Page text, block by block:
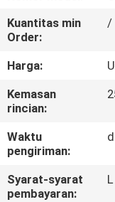
KONTROL
KUALITAS
HUBUNGI
KAMI
Kuantitas min
Order:
/
Harga:
Kemasan
rincian:
Waktu
pengiriman:
Syarat-syarat
pembayaran: